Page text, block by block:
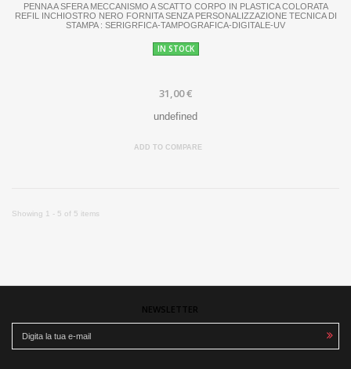
PENNA A SFERA MECCANISMO A SCATTO CORPO IN PLASTICA COLORATA
REFIL INCHIOSTRO NERO FORNITA SENZA PERSONALIZZAZIONE TECNICA DI
STAMPA : SERIGRFICA-TAMPOGRAFICA-DIGITALE-UV
IN STOCK
31,00 €
undefined
ADD TO COMPARE
Showing 1 - 5 of 5 items
NEWSLETTER